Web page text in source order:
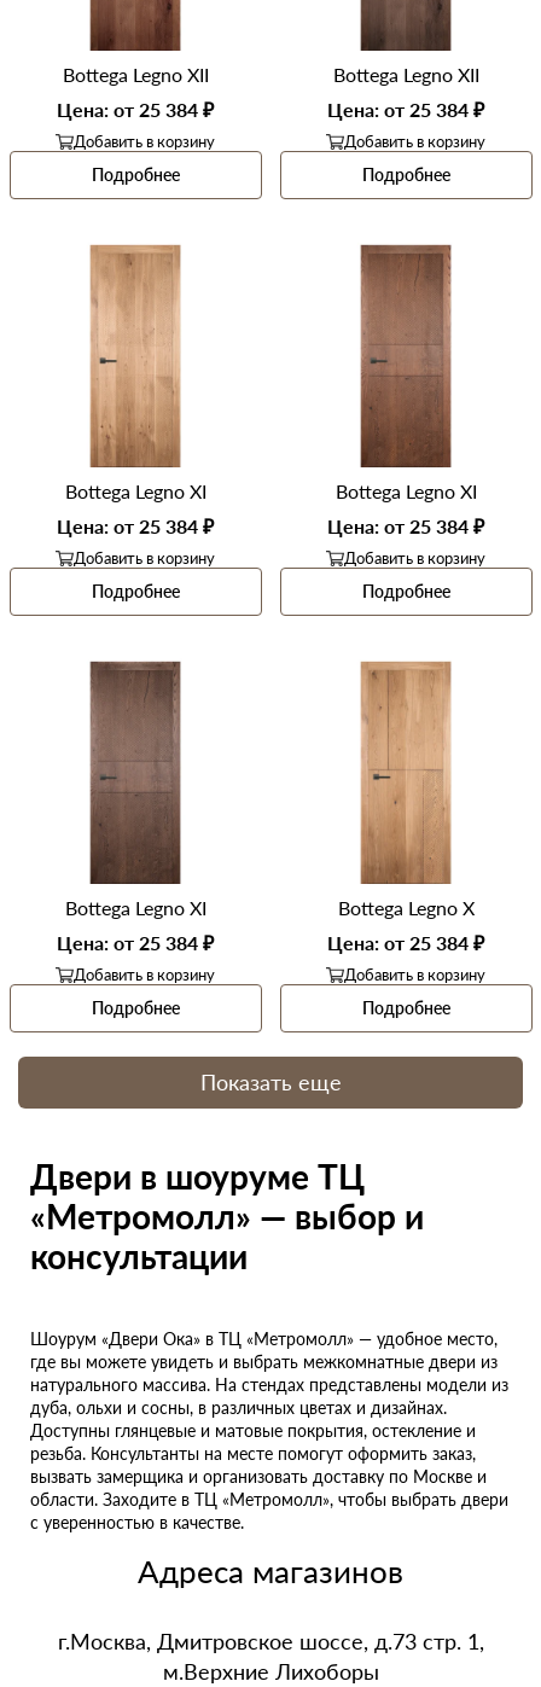
Покрытие двери Все
Высота Все
Ширина Все
Наличие Все
В шоуруме
Bottega Legno
Распродажа
Сбросить всё Применить
Bottega Legno XII
Цена: от 25 384 ₽
Добавить в корзину
Подробнее
Bottega Legno XII
Цена: от 25 384 ₽
Добавить в корзину
Подробнее
Bottega Legno XI
Цена: от 25 384 ₽
Добавить в корзину
Подробнее
Bottega Legno XI
Цена: от 25 384 ₽
Добавить в корзину
Подробнее
Bottega Legno XI
Цена: от 25 384 ₽
Добавить в корзину
Подробнее
Bottega Legno X
Цена: от 25 384 ₽
Добавить в корзину
Подробнее
Показать еще
Двери в шоуруме ТЦ
«Метромолл» — выбор и
консультации
Шоурум «Двери Ока» в ТЦ «Метромолл» — удобное место,
где вы можете увидеть и выбрать межкомнатные двери из
натурального массива. На стендах представлены модели из
дуба, ольхи и сосны, в различных цветах и дизайнах.
Доступны глянцевые и матовые покрытия, остекление и
резьба. Консультанты на месте помогут оформить заказ,
вызвать замерщика и организовать доставку по Москве и
области. Заходите в ТЦ «Метромолл», чтобы выбрать двери
с уверенностью в качестве.
Адреса магазинов
г.Москва, Дмитровское шоссе, д.73 стр. 1,
м.Верхние Лихоборы